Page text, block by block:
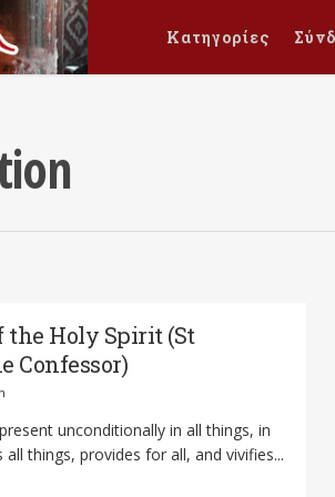
Κατηγορίες
the Holy Spirit (St
Confessor)
unconditionally in all things, in
things, provides for all, and vivifies...